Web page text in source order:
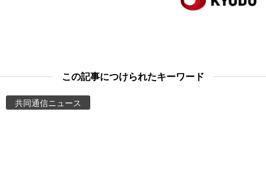
スポーツ・東京2020
Images
この記事につけられたキーワード
共同通信ニュース